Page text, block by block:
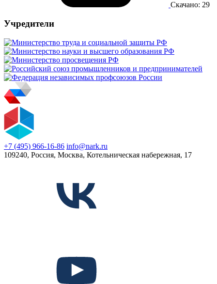
Скачано: 29
Учредители
+7 (495) 966-16-86 info@nark.ru
109240, Россия, Москва, Котельническая набережная, 17